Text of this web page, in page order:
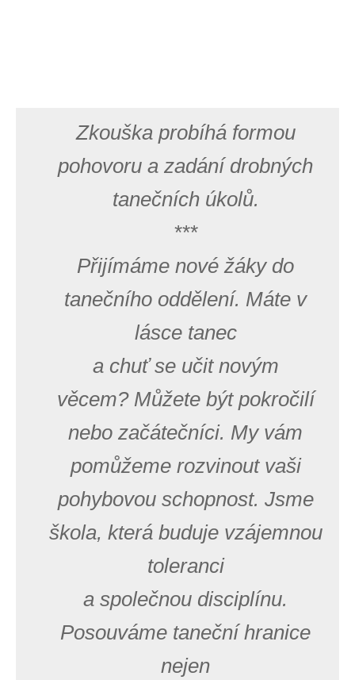
Zkouška probíhá formou
pohovoru a zadání drobných
tanečních úkolů.
***
Přijímáme nové žáky do
tanečního oddělení. Máte v
lásce tanec
a chuť se učit novým
věcem? Můžete být pokročilí
nebo začátečníci. My vám
pomůžeme rozvinout vaši
pohybovou schopnost. Jsme
škola, která buduje vzájemnou
toleranci
a společnou disciplínu.
Posouváme taneční hranice
nejen